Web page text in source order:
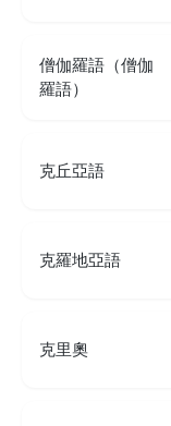
僧伽羅語（僧伽
羅語）
克丘亞語
克羅地亞語
克里奧